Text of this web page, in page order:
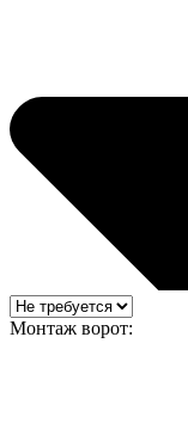
Монтаж ворот: